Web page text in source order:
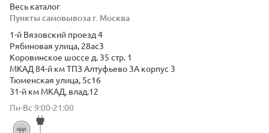
Пункты самовывоза г. Москва
1-й Вязовский проезд 4
Рябиновая улица, 28ас3
Коровинское шоссе д. 35 стр. 1
МКАД 84-й км ТПЗ Алтуфьево 3А корпус 3
Тюменская улица, 5с16
31-й км МКАД, влад.12
Пн-Вс 9:00-21:00
Весь каталог